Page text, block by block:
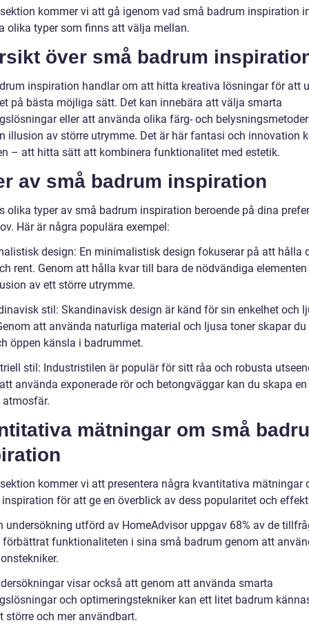
kommer vi att gå igenom vad små badrum inspiration
olika typer som finns att välja mellan.
över små badrum
inspiration handlar om att hitta kreativa lösningar för att
på bästa möjliga sätt. Det kan innebära att välja smarta
eller att använda olika färg- och
illusion av större utrymme. Det är här fantasi och innovation
– att hitta sätt att kombinera funktionalitet med estetik.
av små badrum inspiration
olika typer av små badrum inspiration beroende på dina
Här är några populära exempel:
design: En minimalistisk design fokuserar på att hålla
rent. Genom att hålla kvar till bara de nödvändiga
av ett större utrymme.
stil: Skandinavisk design är känd för sin enkelhet och
att använda naturliga material och ljusa toner skapar du
öppen känsla i badrummet.
stil: Industristilen är populär för sitt råa och robusta
använda exponerade rör och betongväggar kan du skapa
mätningar om små
kommer vi att presentera några kvantitativa mätningar
för att ge en överblick av dess popularitet och
undersökning utförd av HomeAdvisor uppgav 68% av de
förbättrat funktionaliteten i sina små badrum genom att
visar också att genom att använda smarta
och optimeringstekniker kan ett litet badrum
större och mer användbart.